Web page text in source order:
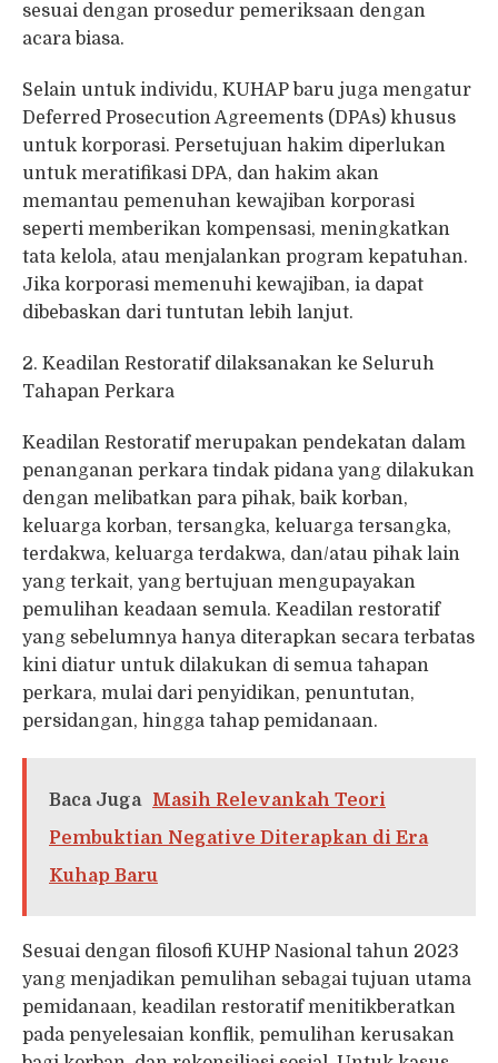
sesuai dengan prosedur pemeriksaan dengan
acara biasa.
Selain untuk individu, KUHAP baru juga mengatur
Deferred Prosecution Agreements (DPAs) khusus
untuk korporasi. Persetujuan hakim diperlukan
untuk meratifikasi DPA, dan hakim akan
memantau pemenuhan kewajiban korporasi
seperti memberikan kompensasi, meningkatkan
tata kelola, atau menjalankan program kepatuhan.
Jika korporasi memenuhi kewajiban, ia dapat
dibebaskan dari tuntutan lebih lanjut.
2. Keadilan Restoratif dilaksanakan ke Seluruh
Tahapan Perkara
Keadilan Restoratif merupakan pendekatan dalam
penanganan perkara tindak pidana yang dilakukan
dengan melibatkan para pihak, baik korban,
keluarga korban, tersangka, keluarga tersangka,
terdakwa, keluarga terdakwa, dan/atau pihak lain
yang terkait, yang bertujuan mengupayakan
pemulihan keadaan semula. Keadilan restoratif
yang sebelumnya hanya diterapkan secara terbatas
kini diatur untuk dilakukan di semua tahapan
perkara, mulai dari penyidikan, penuntutan,
persidangan, hingga tahap pemidanaan.
Baca Juga
Masih Relevankah Teori
Pembuktian Negative Diterapkan di Era
Kuhap Baru
Sesuai dengan filosofi KUHP Nasional tahun 2023
yang menjadikan pemulihan sebagai tujuan utama
pemidanaan, keadilan restoratif menitikberatkan
pada penyelesaian konflik, pemulihan kerusakan